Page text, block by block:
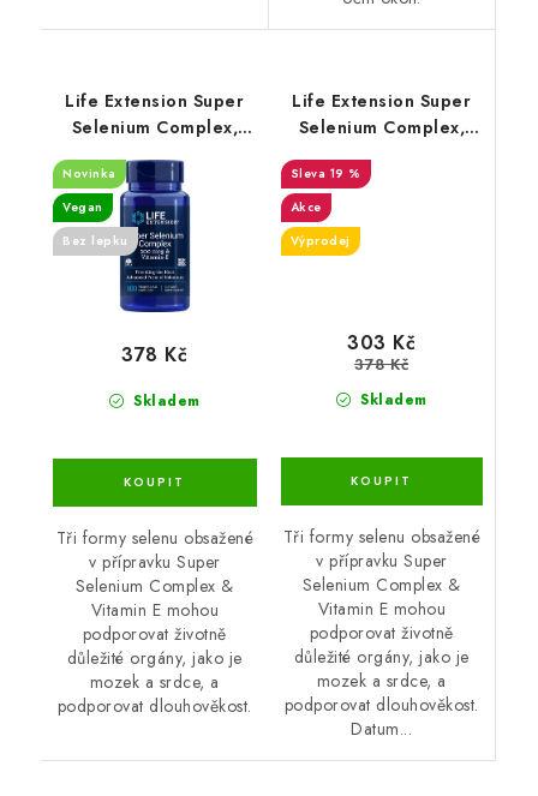
Life Extension Super
Selenium Complex,
100 rostlinných kapslí
Novinka
Vegan
Bez lepku
Skladem
378 Kč
Tři formy selenu obsažené
v přípravku Super
Selenium Complex &
Vitamin E mohou
podporovat životně
důležité orgány, jako je
mozek a srdce, a
podporovat dlouhověkost.
Life Extension Super
Selenium Complex,
100 rostlinných kapslí-
19 %
Akce
Výprodej
Skladem
303 Kč
378 Kč
Tři formy selenu obsažené
v přípravku Super
Selenium Complex &
Vitamin E mohou
podporovat životně
důležité orgány, jako je
mozek a srdce, a
podporovat dlouhověkost.
Datum...